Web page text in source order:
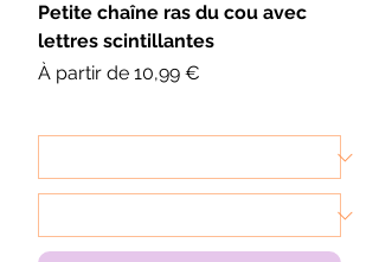
Petite chaîne ras du cou avec
lettres scintillantes
À partir de 10,99 €
Prix promotionnel